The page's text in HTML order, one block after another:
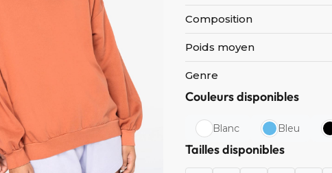
Composition
Poids moyen
Genre
Couleurs disponibles
Blanc Bleu
Tailles disponibles